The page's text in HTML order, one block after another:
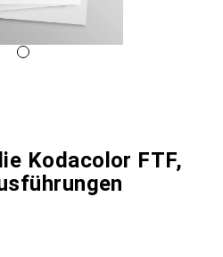
Kodacolor FTF,